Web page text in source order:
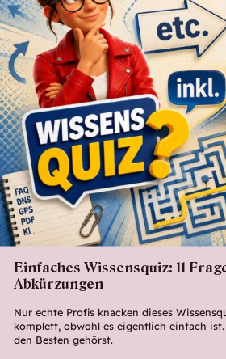
Einfaches Wissensquiz: 11
Abkürzungen
Nur echte Profis knacken dieses
komplett, obwohl es eigentlich einfach
den Besten gehörst.